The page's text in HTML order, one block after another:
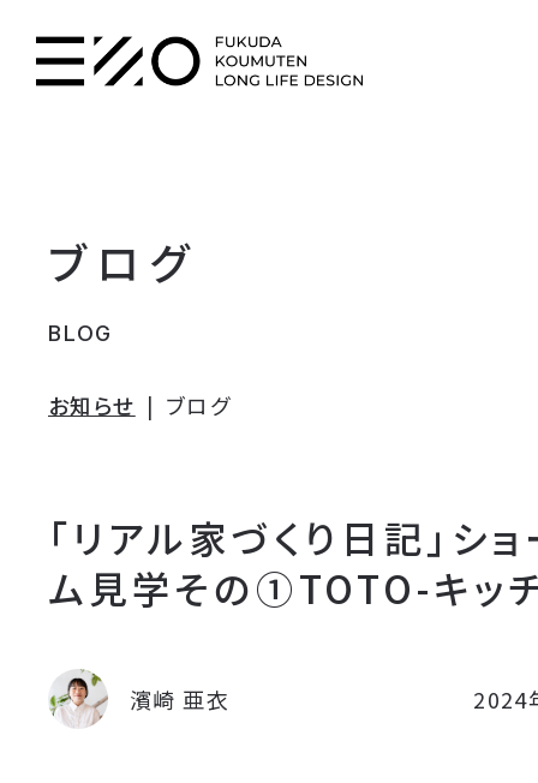
ブログ
BLOG
お知らせ ブログ
「リアル家づくり日記」シ
ム見学その①TOTO-キッ
2024
濱崎 亜衣